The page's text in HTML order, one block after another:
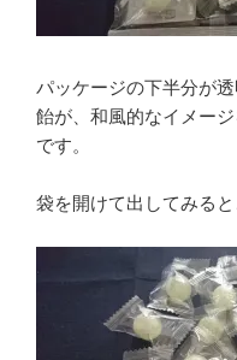
パッケージの下半分が
飴が、和風的なイメー
です。
袋を開けて出してみると